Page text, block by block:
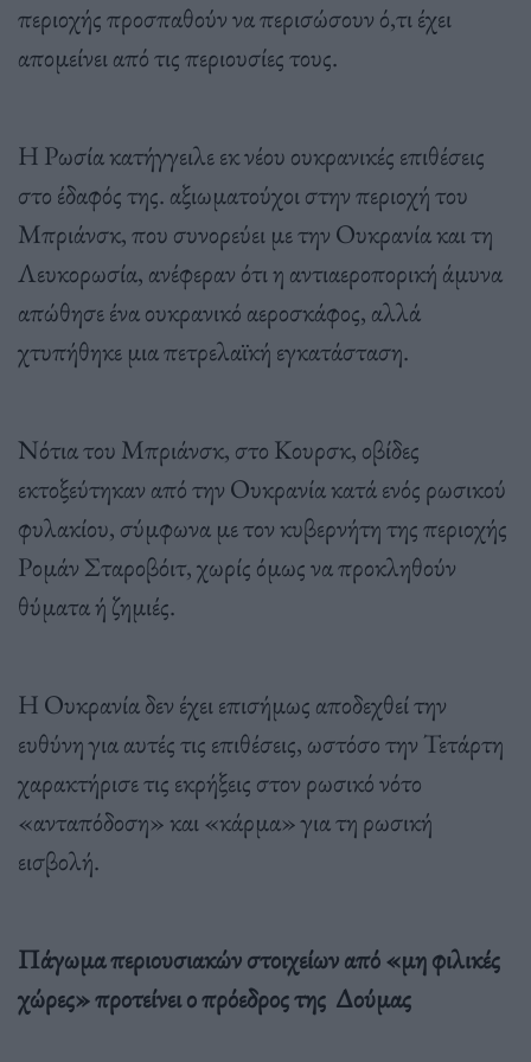
περιοχής προσπαθούν να περισώσουν ό,τι έχει
απομείνει από τις περιουσίες τους.
Η Ρωσία κατήγγειλε εκ νέου ουκρανικές επιθέσεις
στο έδαφός της. αξιωματούχοι στην περιοχή του
Μπριάνσκ, που συνορεύει με την Ουκρανία και τη
Λευκορωσία, ανέφεραν ότι η αντιαεροπορική άμυνα
απώθησε ένα ουκρανικό αεροσκάφος, αλλά
χτυπήθηκε μια πετρελαϊκή εγκατάσταση.
Νότια του Μπριάνσκ, στο Κουρσκ, οβίδες
εκτοξεύτηκαν από την Ουκρανία κατά ενός ρωσικού
φυλακίου, σύμφωνα με τον κυβερνήτη της περιοχής
Ρομάν Σταροβόιτ, χωρίς όμως να προκληθούν
θύματα ή ζημιές.
Η Ουκρανία δεν έχει επισήμως αποδεχθεί την
ευθύνη για αυτές τις επιθέσεις, ωστόσο την Τετάρτη
χαρακτήρισε τις εκρήξεις στον ρωσικό νότο
«ανταπόδοση» και «κάρμα» για τη ρωσική
εισβολή.
Πάγωμα περιουσιακών στοιχείων από «μη φιλικές
χώρες» προτείνει ο πρόεδρος της Δούμας